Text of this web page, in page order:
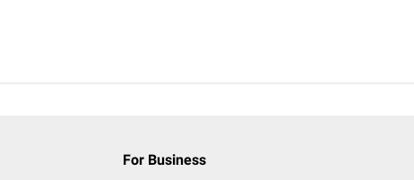
For Business